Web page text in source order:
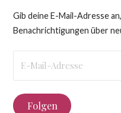
Gib deine E-Mail-Adresse
Benachrichtigungen über
Mail-
Folgen